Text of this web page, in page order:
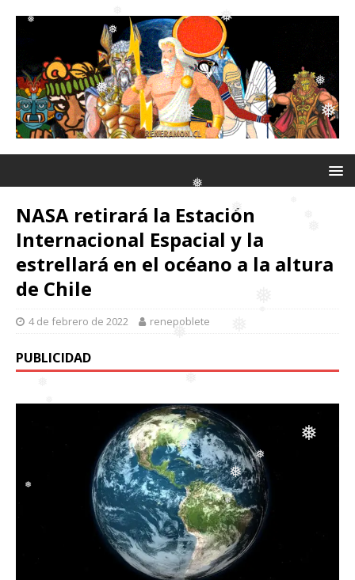
❅ ❅
❅
❅
❅
❅
❅
❅
❅
❅
❅
❅
❅
❅
❅
NASA retirará la Estación
Internacional Espacial y la
estrellará en el océano a la altura
de Chile
4 de febrero de 2022 renepoblete
PUBLICIDAD